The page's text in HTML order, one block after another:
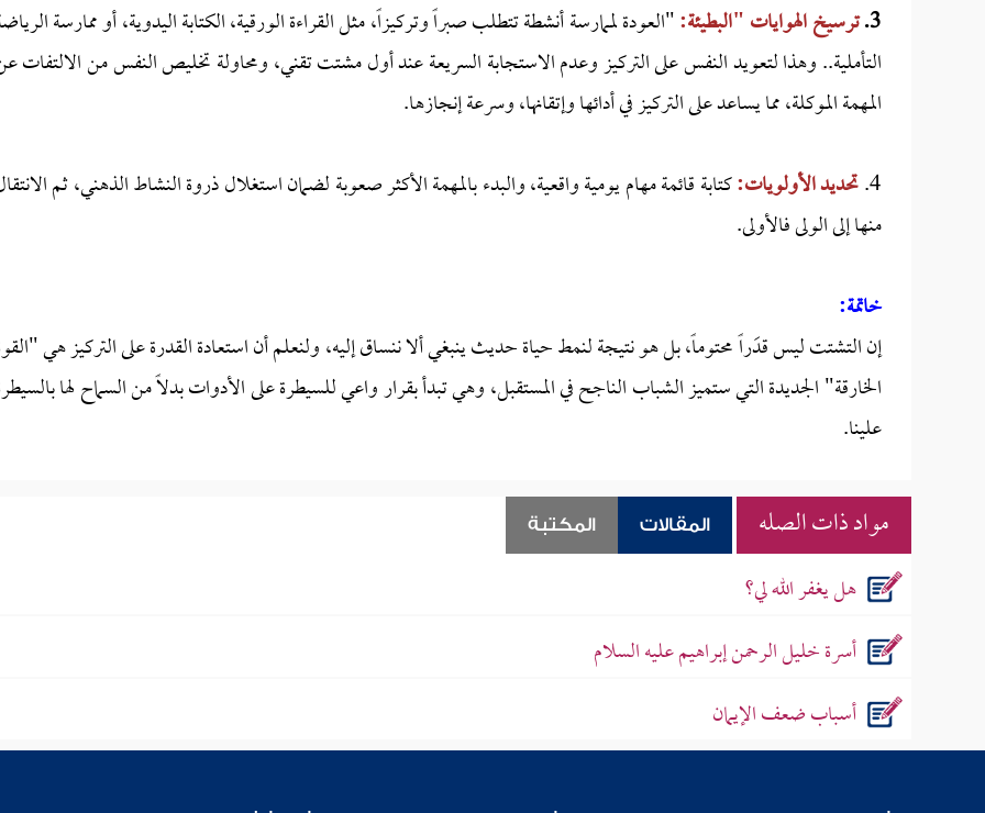
3. ترسيخ الهوايات "البطيئة:"العودة لممارسة أنشطة تتطلب صبراً وتركيزاً، مثل القراءة الورقية، الكتابة اليدوية، أو ممارسة
التأملية.. وهذا لتعويد النفس على التركيز وعدم الاستجابة السريعة عند أول مشتت تقني، ومحاولة تخليص النفس من الالتفات
المهمة الموكلة، مما يساعد على التركيز في أدائها وإتقانها، وسرعة إنجازها.
4. تحديد الأولويات:كتابة قائمة مهام يومية واقعية، والبدء بالمهمة الأكثر صعوبة لضمان استغلال ذروة النشاط الذهني، ثم
منها إلى الولى فالأولى.
خاتمة:
إن التشتت ليس قدَراً محتوماً، بل هو نتيجة لنمط حياة حديث ينبغي ألا ننساق إليه، ولنعلم أن استعادة القدرة على التركيز هي
الخارقة" الجديدة التي ستميز الشباب الناجح في المستقبل، وهي تبدأ بقرار واعي للسيطرة على الأدوات بدلاً من السماح لها
علينا.
مواد ذات الصله المقالات المكتبة
هل يغفر الله لي؟
أسرة خليل الرحمن إبراهيم عليه السلام
أسباب ضعف الإيمان